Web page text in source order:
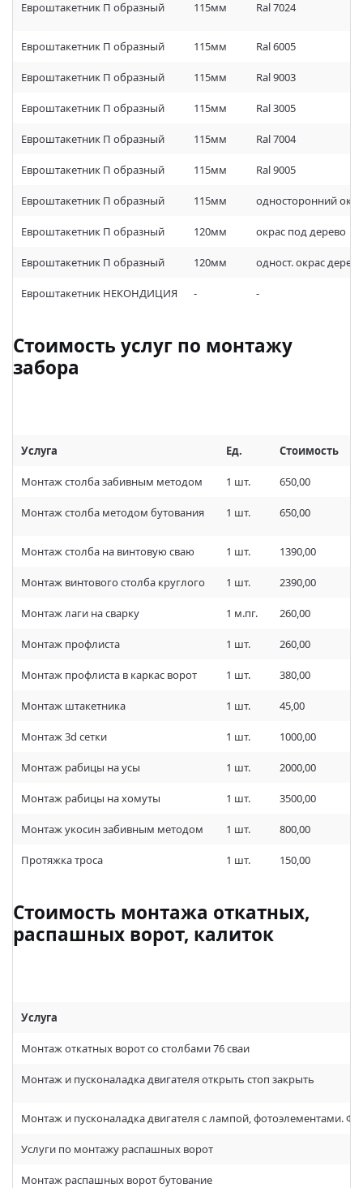
Евроштакетник П образный 115мм Ral 7024
Евроштакетник П образный 115мм Ral 6005
Евроштакетник П образный 115мм Ral 9003
Евроштакетник П образный 115мм Ral 3005
Евроштакетник П образный 115мм Ral 7004
Евроштакетник П образный 115мм Ral 9005
Евроштакетник П образный 115мм односторонний
Евроштакетник П образный 120мм окрас под дерево
Евроштакетник П образный 120мм одност. окрас дерево
Евроштакетник НЕКОНДИЦИЯ - -
Стоимость услуг по монтажу
забора
Услуга Ед. Стоимость
Монтаж столба забивным методом 1 шт. 650,00
Монтаж столба методом бутования 1 шт. 650,00
Монтаж столба на винтовую сваю 1 шт. 1390,00
Монтаж винтового столба круглого 1 шт. 2390,00
Монтаж лаги на сварку 1 м.пг. 260,00
Монтаж профлиста 1 шт. 260,00
Монтаж профлиста в каркас ворот 1 шт. 380,00
Монтаж штакетника 1 шт. 45,00
Монтаж 3d сетки 1 шт. 1000,00
Монтаж рабицы на усы 1 шт. 2000,00
Монтаж рабицы на хомуты 1 шт. 3500,00
Монтаж укосин забивным методом 1 шт. 800,00
Протяжка троса 1 шт. 150,00
Стоимость монтажа откатных,
распашных ворот, калиток
Услуга
Монтаж откатных ворот со столбами 76 сваи
Монтаж и пусконаладка двигателя открыть стоп закрыть
Монтаж и пусконаладка двигателя с лампой, фотоэлементами.
Услуги по монтажу распашных ворот
Монтаж распашных ворот бутование